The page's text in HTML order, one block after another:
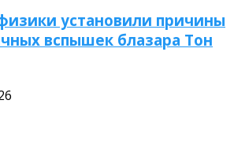
установили причины
вспышек блазара Тон